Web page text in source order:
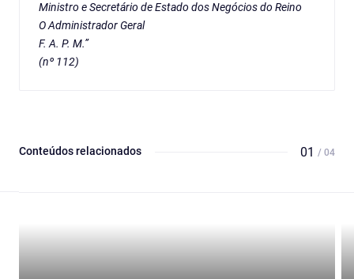
Ministro e Secretário de Estado dos Negócios do Reino
O Administrador Geral
F. A. P. M.”
(nº 112)
Conteúdos relacionados 01 / 04